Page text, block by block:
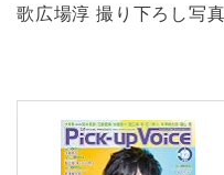
歌広場淳 撮り下ろし写